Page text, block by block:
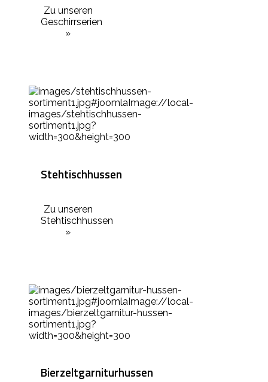
Zu unseren
Geschirrserien
»
Stehtischhussen
Zu unseren
Stehtischhussen
»
Bierzeltgarniturhussen